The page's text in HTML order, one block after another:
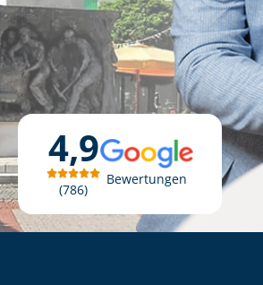
4,9
786
Bewertungen